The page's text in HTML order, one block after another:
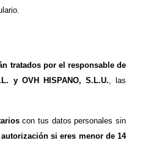
tratados por el responsable de
y OVH HISPANO, S.L.U. , las
con tus datos personales sin
si eres menor de 14